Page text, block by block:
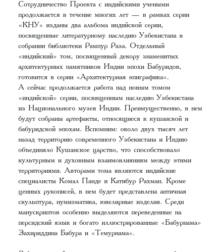
Сотрудничество Проекта с индийскими учеными
продолжается в течение многих лет — в рамках серии
«КНУ» изданы два альбома индийской серии,
посвященные литературному наследию Узбекистана в
собрании библиотеки Рампур Раза. Отдельный
«индийский» том, посвященный декору знаменитых
архитектурных памятников Индии эпохи Бабуридов,
готовится в серии «Архитектурная эпиграфика».
А сейчас продолжается работа над новым томом
«индийской» серии, посвященным наследию Узбекистана
из Национального музея Индии. Преимущественно, в нем
будут собраны артефакты, относящиеся к кушанской и
бабуридской эпохам. Вспомним: около двух тысяч лет
назад территорию современного Узбекистана и Индию
объединяло Кушанское царство, что способствовало
культурным и духовным взаимовлияниям между этими
территориями. Авторами тома являются индийские
специалисты Комал Панде и Катибур Рахман. Кроме
ценных рукописей, в нем будет представлена античная
скульптура, нумизматика, ювелирные изделия. Среди
манускриптов особенно выделяются переведенные на
персидский язык и богато иллюстрированные «Бабурнама»
Захириддина Бабура и «Темурнама».